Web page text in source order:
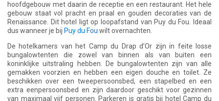
hoofdgebouw met daarin de receptie en een restaurant. Het hele
gebouw staat vol pracht en praal en gouden decoraties van de
Renaissance. Dit hotel ligt op loopafstand van Puy du Fou. Ideaal
dus wanneer je bij Puy du Fou wilt overnachten.
De hotelkamers van het Camp du Drap d’Or zijn in feite losse
bungalowtenten die zowel van binnen als van buiten een
koninklijke uitstraling hebben. De bungalowtenten zijn van alle
gemakken voorzien en hebben een eigen douche en toilet. Ze
beschikken over een tweepersoonsbed, een stapelbed en een
extra eenpersoonsbed en zijn daardoor geschikt voor gezinnen
van maximaal vijf personen. Parkeren is gratis bij hotel Camp du